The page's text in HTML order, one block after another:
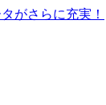
がさらに充実！